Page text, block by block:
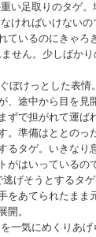
重い足取りのタゲ
なければいけない
ているのにきゃろ
せん。少しばか
ぐぼけっとした表
、途中から目を見
ずで担がれて運ば
。準備はととのっ
るタゲ。いきなり
がはいっているの
逃げそうとするタ
をあてられたまま
開。
を一気にめくりあ